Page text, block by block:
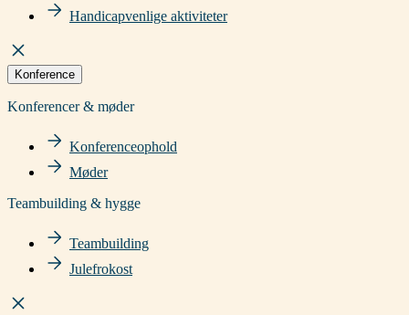
Handicapvenlige aktiviteter
Konference
Konferencer & møder
Konferenceophold
Møder
Teambuilding & hygge
Teambuilding
Julefrokost